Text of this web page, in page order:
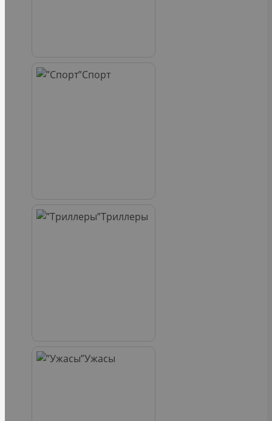
Спорт
Триллеры
Ужасы